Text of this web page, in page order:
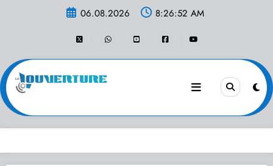
06.08.2026 8:26:53 AM